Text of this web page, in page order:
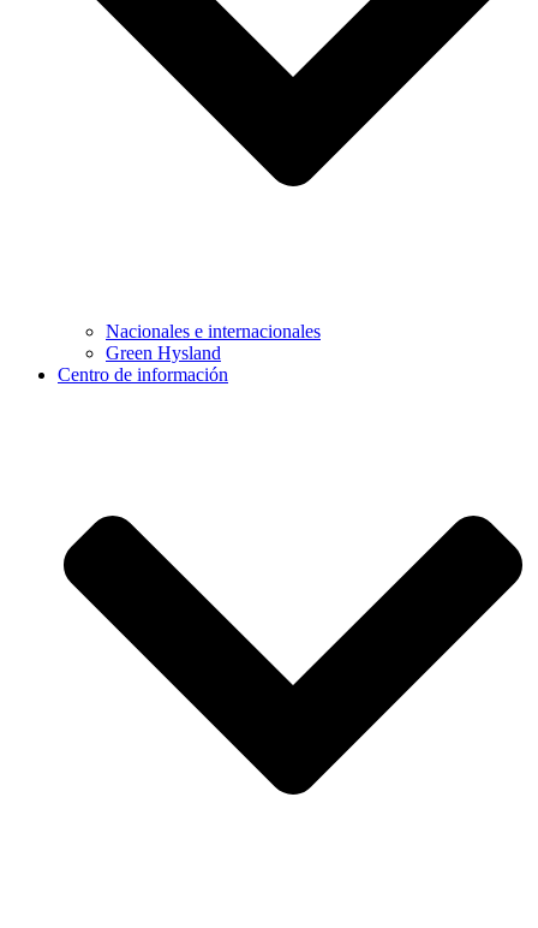
Nacionales e internacionales
Green Hysland
Centro de información